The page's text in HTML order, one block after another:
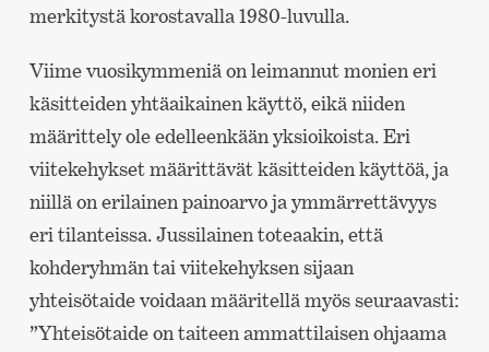
merkitystä korostavalla 1980-luvulla.
Viime vuosikymmeniä on leimannut monien eri
käsitteiden yhtäaikainen käyttö, eikä niiden
määrittely ole edelleenkään yksioikoista. Eri
viitekehykset määrittävät käsitteiden käyttöä, ja
niillä on erilainen painoarvo ja ymmärrettävyys
eri tilanteissa. Jussilainen toteaakin, että
kohderyhmän tai viitekehyksen sijaan
yhteisötaide voidaan määritellä myös seuraavasti:
”Yhteisötaide on taiteen ammattilaisen ohjaama